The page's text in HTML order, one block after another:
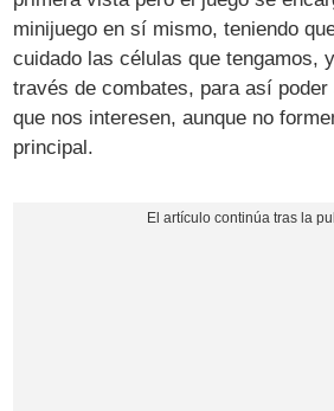
minijuego en sí mismo, teniendo
cuidado las células que tengamos,
través de combates, para así
que nos interesen, aunque no
principal.